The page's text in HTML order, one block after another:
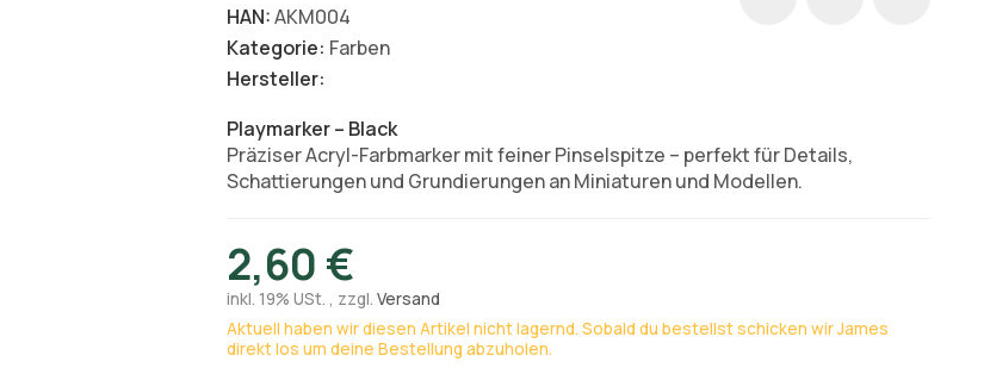
HAN:AKM004
Kategorie: Farben
Hersteller:
Playmarker – Black
Präziser Acryl-Farbmarker mit feiner Pinselspitze – perfekt für Details,
Schattierungen und Grundierungen an Miniaturen und Modellen.
2,60 €
inkl. 19% USt. , zzgl. Versand
Aktuell haben wir diesen Artikel nicht lagernd. Sobald du bestellst schicken wir James
direkt los um deine Bestellung abzuholen.